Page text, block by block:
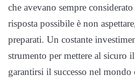
che avevano sempre
risposta possibile è non
preparati. Un costante
strumento per mettere al sicuro
garantirsi il successo nel mondo